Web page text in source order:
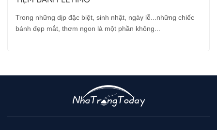
Trong những dịp đặc biệt, sinh nhật, ngày lễ...những chiếc
bánh đẹp mắt, thơm ngon là một phần không...